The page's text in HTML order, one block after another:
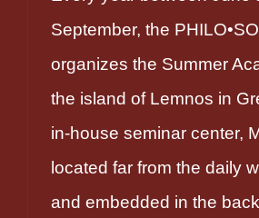
September, the
organizes the Summer
the island of Lemnos in
in-house seminar center,
located far from the daily
and embedded in the